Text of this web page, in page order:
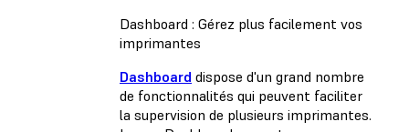
Dashboard : Gérez plus facilement vos
imprimantes
Dashboard dispose d'un grand nombre
de fonctionnalités qui peuvent faciliter
la supervision de plusieurs imprimantes.